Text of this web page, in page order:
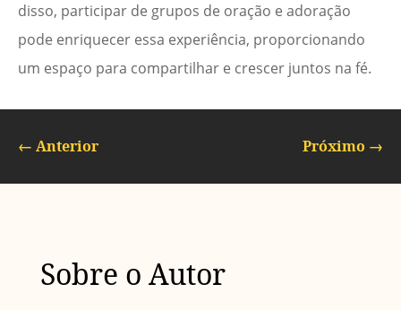
disso, participar de grupos de oração e adoração
pode enriquecer essa experiência, proporcionando
um espaço para compartilhar e crescer juntos na fé.
← Anterior Próximo →
Sobre o Autor